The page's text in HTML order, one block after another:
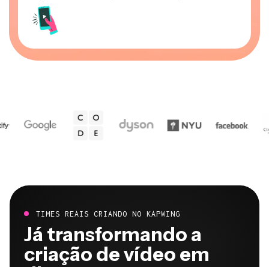
TIMES REAIS CRIANDO NO KAPWING
Já transformando a
criação de vídeo em